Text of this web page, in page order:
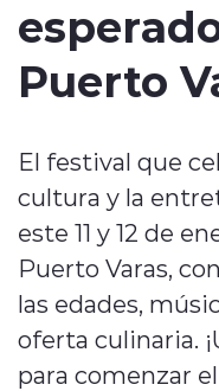
Internacional
Deportes
Quienes
modo
Puerto
El festival que
cultura y la
este 11 y 12 de
Puerto Varas,
las edades,
oferta culinaria.
para comenzar